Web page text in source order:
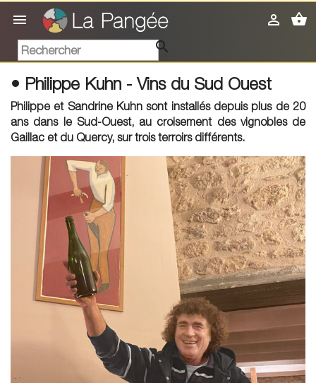
 shopping_basket


• Philippe Kuhn - Vins du Sud Ouest
Philippe et Sandrine Kuhn sont installés depuis plus de 20
ans dans le Sud-Ouest, au croisement des vignobles de
Gaillac et du Quercy, sur trois terroirs différents.